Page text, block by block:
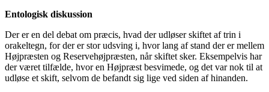
Entologisk diskussion
Der er en del debat om præcis, hvad der udløser skiftet af trin i
orakeltegn, for der er stor udsving i, hvor lang af stand der er mellem
Højpræsten og Reservehøjpræsten, når skiftet sker. Eksempelvis har
der været tilfælde, hvor en Højpræst besvimede, og det var nok til at
udløse et skift, selvom de befandt sig lige ved siden af hinanden.